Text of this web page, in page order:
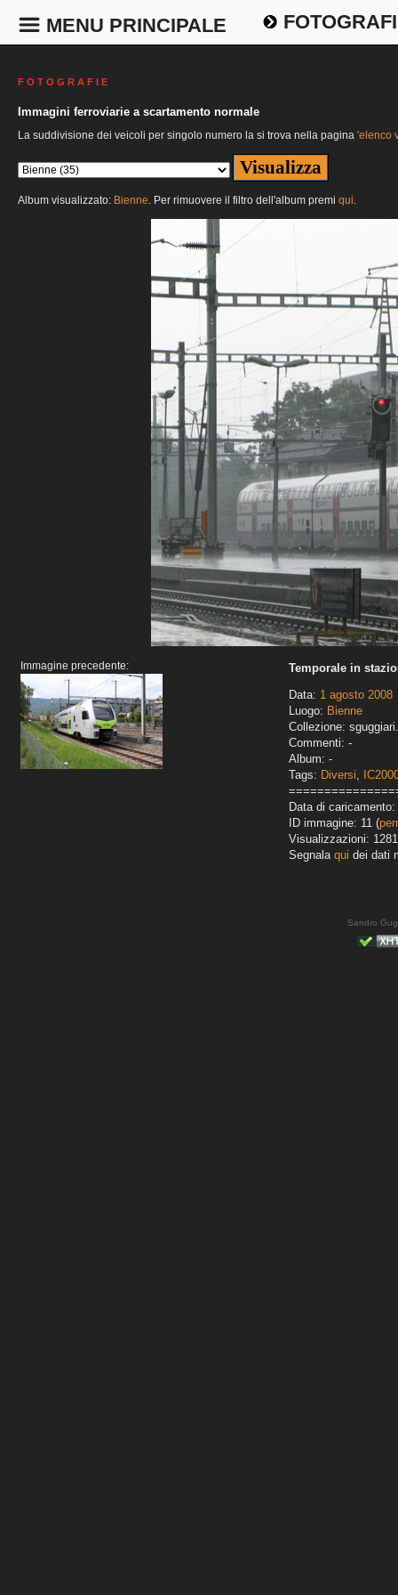
MENU PRINCIPALE
F O T O G R A F I E
Immagini ferroviarie a scartamento normale
La suddivisione dei veicoli per singolo numero la si trova nella pagina 'elenco
Album visualizzato: Bienne. Per rimuovere il filtro dell'album premi qui.
Immagine precedente:
Temporale in
Data: 1 agosto 2008
Luogo: Bienne
Collezione:
Commenti: -
Album: -
Tags: Diversi,
Data di caricamento:
ID immagine: 11 (
Visualizzazioni: 1281
Segnala qui dei dati
Sandro